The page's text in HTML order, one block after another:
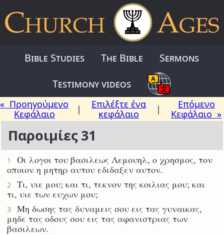
Bible Studies The Bible
Sermons
Testimony videos
« Προηγούμενο
Κεφάλαιο
|
Επιλέξτε ένα
κεφάλαιο
|
Επόμενο
Κεφάλαιο »
Παροιμίες 31
1
Οι λογοι του βασιλεως Λεμουηλ, ο χρησμος, τον
οποιον η μητηρ αυτου εδιδαξεν αυτον.
2
Τι, υιε μου; και τι, τεκνον της κοιλιας μου; και
τι, υιε των ευχων μου;
3
Μη δωσης τας δυναμεις σου εις τας γυναικας,
μηδε τας οδους σου εις τας αφανιστριας των
βασιλεων.